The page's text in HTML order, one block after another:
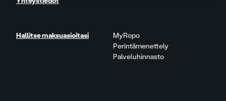
Hallitse maksuasioitasi
MyRopo
Perintämenettely
Palveluhinnasto